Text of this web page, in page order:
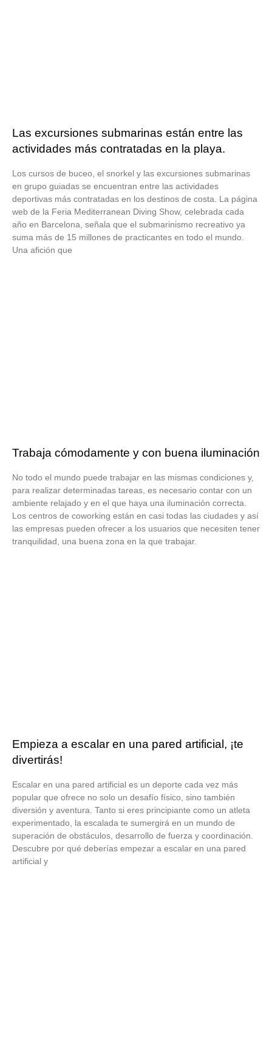
Las excursiones submarinas están entre las
actividades más contratadas en la playa.
Los cursos de buceo, el snorkel y las excursiones submarinas
en grupo guiadas se encuentran entre las actividades
deportivas más contratadas en los destinos de costa. La página
web de la Feria Mediterranean Diving Show, celebrada cada
año en Barcelona, señala que el submarinismo recreativo ya
suma más de 15 millones de practicantes en todo el mundo.
Una afición que
Trabaja cómodamente y con buena iluminación
No todo el mundo puede trabajar en las mismas condiciones y,
para realizar determinadas tareas, es necesario contar con un
ambiente relajado y en el que haya una iluminación correcta.
Los centros de coworking están en casi todas las ciudades y así
las empresas pueden ofrecer a los usuarios que necesiten tener
tranquilidad, una buena zona en la que trabajar.
Empieza a escalar en una pared artificial, ¡te
divertirás!
Escalar en una pared artificial es un deporte cada vez más
popular que ofrece no solo un desafío físico, sino también
diversión y aventura. Tanto si eres principiante como un atleta
experimentado, la escalada te sumergirá en un mundo de
superación de obstáculos, desarrollo de fuerza y coordinación.
Descubre por qué deberías empezar a escalar en una pared
artificial y